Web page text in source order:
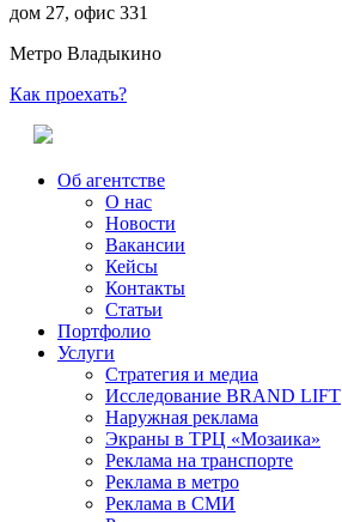
дом 27, офис 331
Метро Владыкино
Как проехать?
Об агентстве
О нас
Новости
Вакансии
Кейсы
Контакты
Статьи
Портфолио
Услуги
Стратегия и медиа
Исследование BRAND LIFT
Наружная реклама
Экраны в ТРЦ «Мозаика»
Реклама на транспорте
Реклама в метро
Реклама в СМИ